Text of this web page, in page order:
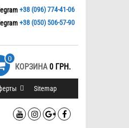
+38 (096) 774-41-06
+38 (050) 506-57-90
0
КОРЗИНА 0 ГРН.
Sitemap